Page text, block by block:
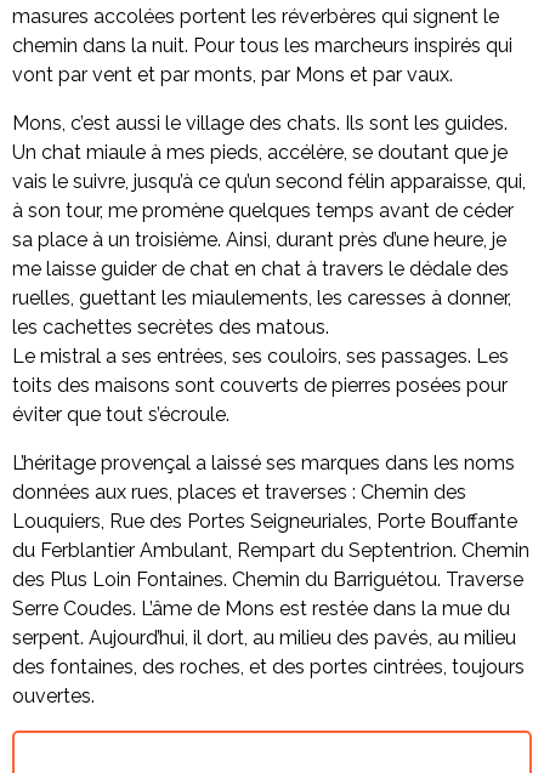
masures accolées portent les réverbères qui signent le
chemin dans la nuit. Pour tous les marcheurs inspirés qui
vont par vent et par monts, par Mons et par vaux.
Mons, c’est aussi le village des chats. Ils sont les guides.
Un chat miaule à mes pieds, accélère, se doutant que je
vais le suivre, jusqu’à ce qu’un second félin apparaisse, qui,
à son tour, me promène quelques temps avant de céder
sa place à un troisième. Ainsi, durant près d’une heure, je
me laisse guider de chat en chat à travers le dédale des
ruelles, guettant les miaulements, les caresses à donner,
les cachettes secrètes des matous.
Le mistral a ses entrées, ses couloirs, ses passages. Les
toits des maisons sont couverts de pierres posées pour
éviter que tout s’écroule.
L’héritage provençal a laissé ses marques dans les noms
données aux rues, places et traverses : Chemin des
Louquiers, Rue des Portes Seigneuriales, Porte Bouffante
du Ferblantier Ambulant, Rempart du Septentrion. Chemin
des Plus Loin Fontaines. Chemin du Barriguétou. Traverse
Serre Coudes. L’âme de Mons est restée dans la mue du
serpent. Aujourd’hui, il dort, au milieu des pavés, au milieu
des fontaines, des roches, et des portes cintrées, toujours
ouvertes.